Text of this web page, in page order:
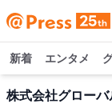
新着 エンタメ
株式会社グロー